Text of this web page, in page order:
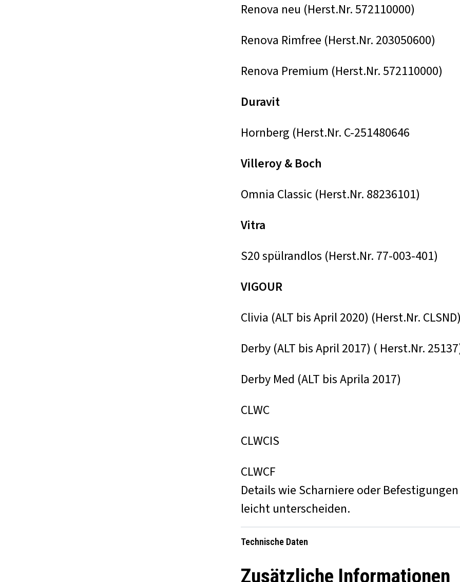
Renova neu (Herst.Nr. 572110000)
Renova Rimfree (Herst.Nr. 203050600)
Renova Premium (Herst.Nr. 572110000)
Duravit
Hornberg (Herst.Nr. C-251480646
Villeroy & Boch
Omnia Classic (Herst.Nr. 88236101)
Vitra
S20 spülrandlos (Herst.Nr. 77-003-401)
VIGOUR
Clivia (ALT bis April 2020) (Herst.Nr.
Derby (ALT bis April 2017) ( Herst.Nr.
Derby Med (ALT bis Aprila 2017)
CLWC
CLWCIS
CLWCF
Details wie Scharniere oder
leicht unterscheiden.
Technische Daten
Zusätzliche Informationen